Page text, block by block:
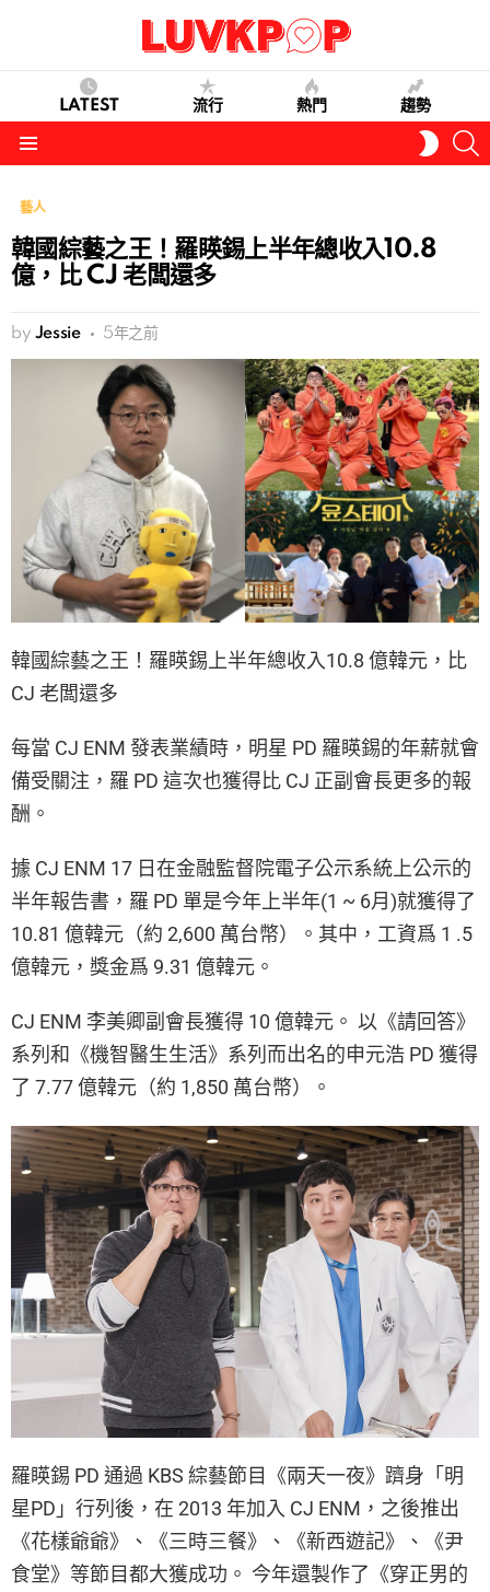
LATEST 流行 熱門 趨勢
SKIN
藝人
韓國綜藝之王！羅䁐錫上半年總收入10.8
億，比 CJ 老闆還多
by Jessie 5年之前
韓國綜藝之王！羅䁐錫上半年總收入10.8 億韓元，比
CJ 老闆還多
每當 CJ ENM 發表業績時，明星 PD 羅䁐錫的年薪就會
備受關注，羅 PD 這次也獲得比 CJ 正副會長更多的報
酬。
據 CJ ENM 17 日在金融監督院電子公示系統上公示的
半年報告書，羅 PD 單是今年上半年(1 ~ 6月)就獲得了
10.81 億韓元（約 2,600 萬台幣）。其中，工資爲 1 .5
億韓元，獎金爲 9.31 億韓元。
CJ ENM 李美卿副會長獲得 10 億韓元。 以《請回答》
系列和《機智醫生生活》系列而出名的申元浩 PD 獲得
了 7.77 億韓元（約 1,850 萬台幣）。
羅䁐錫 PD 通過 KBS 綜藝節目《兩天一夜》躋身「明
星PD」行列後，在 2013 年加入 CJ ENM，之後推出
《花樣爺爺》、《三時三餐》、《新西遊記》、《尹
食堂》等節目都大獲成功。 今年還製作了《穿正男的